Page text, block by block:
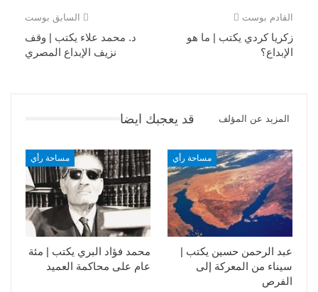
السابق بوست
د. محمد علاء يكتب | وقف
نزيف الإبداع المصري
القادم بوست
زكريا كردي يكتب | ما هو
الإبداع؟
قد يعجبك ايضا المزيد عن المؤلف
مساحة رأي
محمد فؤاد البري يكتب | مئة
عام على محاكمة العميد
مساحة رأي
عبد الرحمن حسين يكتب |
سيناء من المعركة إلى
الفرص